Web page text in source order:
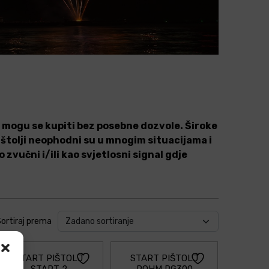
se kupiti bez posebne dozvole. Široke
neophodni su u mnogim situacijama i
zvučni i/ili kao svjetlosni signal gdje
prema
START PIŠTOLJ
START PIŠTOLJ